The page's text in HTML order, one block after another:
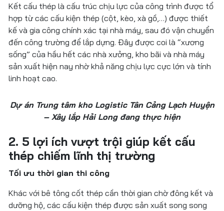
Kết cấu thép là cấu trúc chịu lực của công trình được tổ
hợp từ các cấu kiện thép (cột, kèo, xà gồ,…) được thiết
kế và gia công chính xác tại nhà máy, sau đó vận chuyển
đến công trường để lắp dựng. Đây được coi là “xương
sống” của hầu hết các nhà xưởng, kho bãi và nhà máy
sản xuất hiện nay nhờ khả năng chịu lực cực lớn và tính
linh hoạt cao.
Dự án Trung tâm kho Logistic Tân Cảng Lạch Huyện
– Xây lắp Hải Long đang thực hiện
2. 5 lợi ích vượt trội giúp kết cấu
thép chiếm lĩnh thị trường
Tối ưu thời gian thi công
Khác với bê tông cốt thép cần thời gian chờ đông kết và
dưỡng hộ, các cấu kiện thép được sản xuất song song